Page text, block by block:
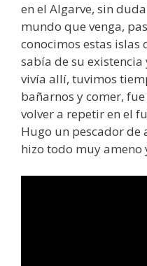
en el Algarve, sin
mundo que venga,
conocimos estas islas
sabía de su
vivía allí, tuvimos
bañarnos y comer,
volver a repetir en el
Hugo un pescador de
hizo todo muy ameno